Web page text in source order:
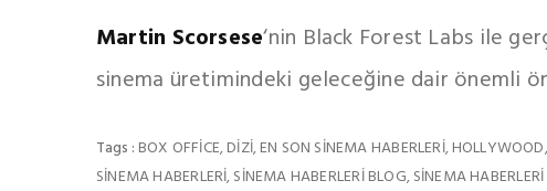
Martin Scorsese‘nin Black Forest Labs ile
sinema üretimindeki geleceğine dair önemli
Tags : BOX OFFICE,DIZI,EN SON SINEMA HABERLERI,HOLLYWOOD,
SINEMA HABERLERI,SINEMA HABERLERI BLOG,SINEMA